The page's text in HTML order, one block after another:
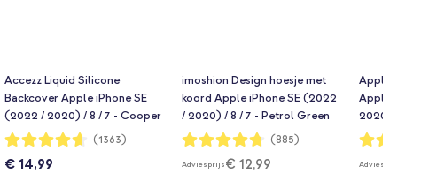
Accezz Liquid Silicone
Backcover Apple iPhone SE
(2022 / 2020) / 8 / 7 - Cooper
Green
Waardering:
93%
(1363)
€ 14,99
imoshion Design hoesje met
koord Apple iPhone SE (2022
/ 2020) / 8 / 7 - Petrol Green
Graphic
Waardering:
94%
(885)
Adviesprijs€ 12,99
Apple
Apple
2020) / 8 / 7
Waardering:
97%
Adviesprijs